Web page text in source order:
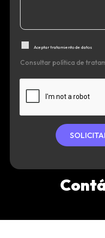
Aceptar tratamiento de datos
Consultar política de